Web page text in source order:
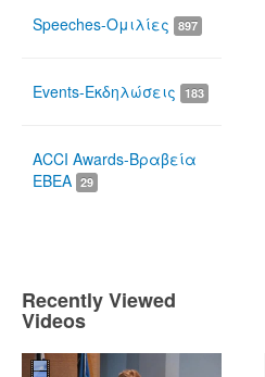
Speeches-Ομιλίες 897
Events-Εκδηλώσεις 183
ACCI Awards-Βραβεία
ΕΒΕΑ 29
Recently Viewed
Videos